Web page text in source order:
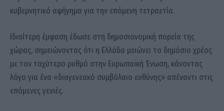
κυβερνητικό αφήγημα για την επόμενη τετραετία.
Ιδιαίτερη έμφαση έδωσε στη δημοσιονομική πορεία της
χώρας, σημειώνοντας ότι η Ελλάδα μειώνει το δημόσιο χρέος
με τον ταχύτερο ρυθμό στην Ευρωπαϊκή Ένωση, κάνοντας
λόγο για ένα «διαγενεακό συμβόλαιο ευθύνης» απέναντι στις
επόμενες γενιές.